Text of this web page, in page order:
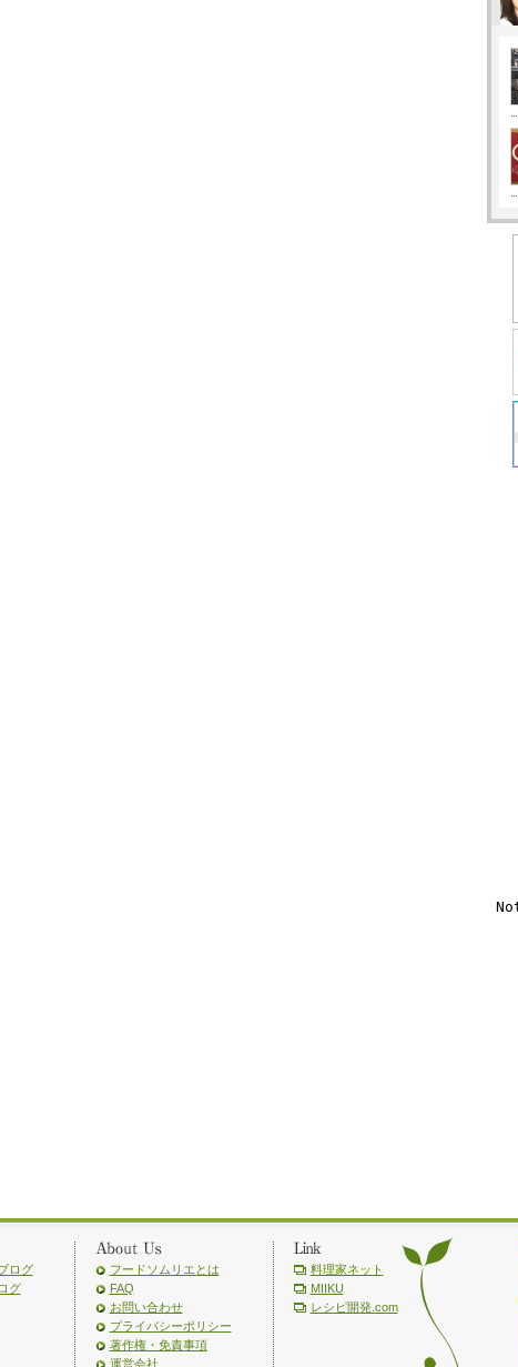
ログ
グ
フードソムリエとは
FAQ
お問い合わせ
プライバシーポリシー
著作権・免責事項
運営会社
料理家ネット
MIIKU
レシピ開発.com